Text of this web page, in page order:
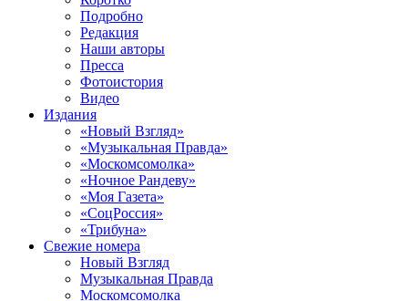
Подробно
Редакция
Наши авторы
Пресса
Фотоистория
Видео
Издания
«Новый Взгляд»
«Музыкальная Правда»
«Москомсомолка»
«Ночное Рандеву»
«Моя Газета»
«СоцРоссия»
«Трибуна»
Свежие номера
Новый Взгляд
Музыкальная Правда
Москомсомолка